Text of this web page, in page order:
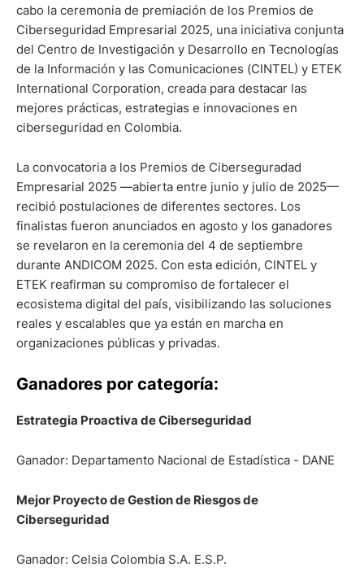
cabo la ceremonia de premiación de los Premios de
Ciberseguridad Empresarial 2025, una iniciativa conjunta
del Centro de Investigación y Desarrollo en Tecnologías
de la Información y las Comunicaciones (CINTEL) y ETEK
International Corporation, creada para destacar las
mejores prácticas, estrategias e innovaciones en
ciberseguridad en Colombia.
La convocatoria a los Premios de Ciberseguradad
Empresarial 2025 —abierta entre junio y julio de 2025—
recibió postulaciones de diferentes sectores. Los
finalistas fueron anunciados en agosto y los ganadores
se revelaron en la ceremonia del 4 de septiembre
durante ANDICOM 2025. Con esta edición, CINTEL y
ETEK reafirman su compromiso de fortalecer el
ecosistema digital del país, visibilizando las soluciones
reales y escalables que ya están en marcha en
organizaciones públicas y privadas.
Ganadores por categoría:
Estrategia Proactiva de Ciberseguridad
Ganador: Departamento Nacional de Estadística - DANE
Mejor Proyecto de Gestion de Riesgos de
Ciberseguridad
Ganador: Celsia Colombia S.A. E.S.P.